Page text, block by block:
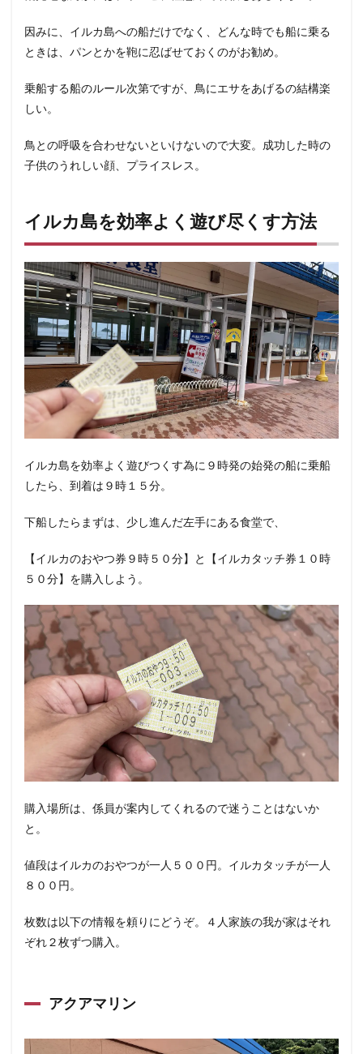
因みに、イルカ島への船だけでなく、どんな時でも船に乗る
ときは、パンとかを鞄に忍ばせておくのがお勧め。
乗船する船のルール次第ですが、鳥にエサをあげるの結構楽
しい。
鳥との呼吸を合わせないといけないので大変。成功した時の
子供のうれしい顔、プライスレス。
イルカ島を効率よく遊び尽くす方法
イルカ島を効率よく遊びつくす為に９時発の始発の船に乗船
したら、到着は９時１５分。
下船したらまずは、少し進んだ左手にある食堂で、
【イルカのおやつ券９時５０分】と【イルカタッチ券１０時
５０分】を購入しよう。
購入場所は、係員が案内してくれるので迷うことはないか
と。
値段はイルカのおやつが一人５００円。イルカタッチが一人
８００円。
枚数は以下の情報を頼りにどうぞ。４人家族の我が家はそれ
ぞれ２枚ずつ購入。
アクアマリン